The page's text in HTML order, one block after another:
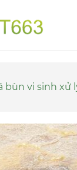
bùn vi sinh xử